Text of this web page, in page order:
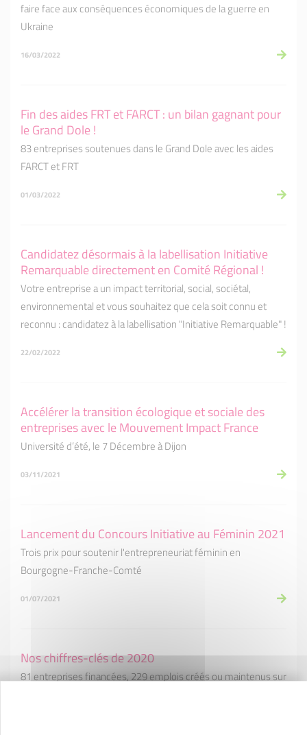
faire face aux conséquences économiques de la guerre en
Ukraine
16/03/2022
Fin des aides FRT et FARCT : un bilan gagnant pour
le Grand Dole !
83 entreprises soutenues dans le Grand Dole avec les aides
FARCT et FRT
01/03/2022
Candidatez désormais à la labellisation Initiative
Remarquable directement en Comité Régional !
Votre entreprise a un impact territorial, social, sociétal,
environnemental et vous souhaitez que cela soit connu et
reconnu : candidatez à la labellisation "Initiative Remarquable" !
22/02/2022
Accélérer la transition écologique et sociale des
entreprises avec le Mouvement Impact France
Université d’été, le 7 Décembre à Dijon
03/11/2021
Lancement du Concours Initiative au Féminin 2021
Trois prix pour soutenir l'entrepreneuriat féminin en
Bourgogne-Franche-Comté
01/07/2021
Nos chiffres-clés de 2020
81 entreprises financées, 229 emplois créés ou maintenus sur